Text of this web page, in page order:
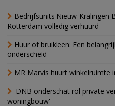
Bedrijfsunits Nieuw-Kralingen
Rotterdam volledig verhuurd
Huur of bruikleen: Een
onderscheid
MR Marvis huurt winkelruimte
'DNB onderschat rol private
woningbouw'